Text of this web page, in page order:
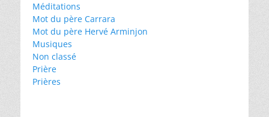
Méditations
Mot du père Carrara
Mot du père Hervé Arminjon
Musiques
Non classé
Prière
Prières